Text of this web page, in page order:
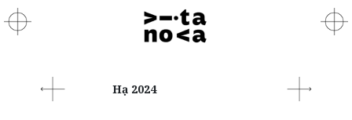
Hạ 2024